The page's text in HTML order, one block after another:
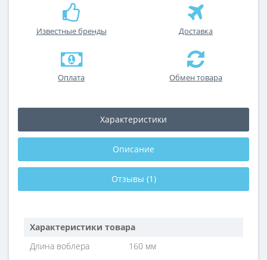
Известные бренды Доставка
Оплата Обмен товара
Характеристики
Описание
Отзывы (1)
Характеристики товара
Длина воблера
160 мм